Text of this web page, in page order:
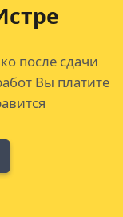
после сдачи
Вы платите